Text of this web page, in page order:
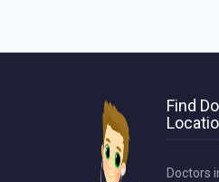
Find
Doctors